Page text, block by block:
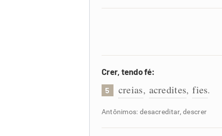
Crer, tendo fé:
5 creias, acredites, fies.
Antônimos: desacreditar, descrer